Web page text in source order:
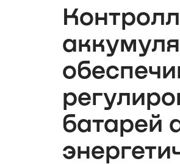
батарей